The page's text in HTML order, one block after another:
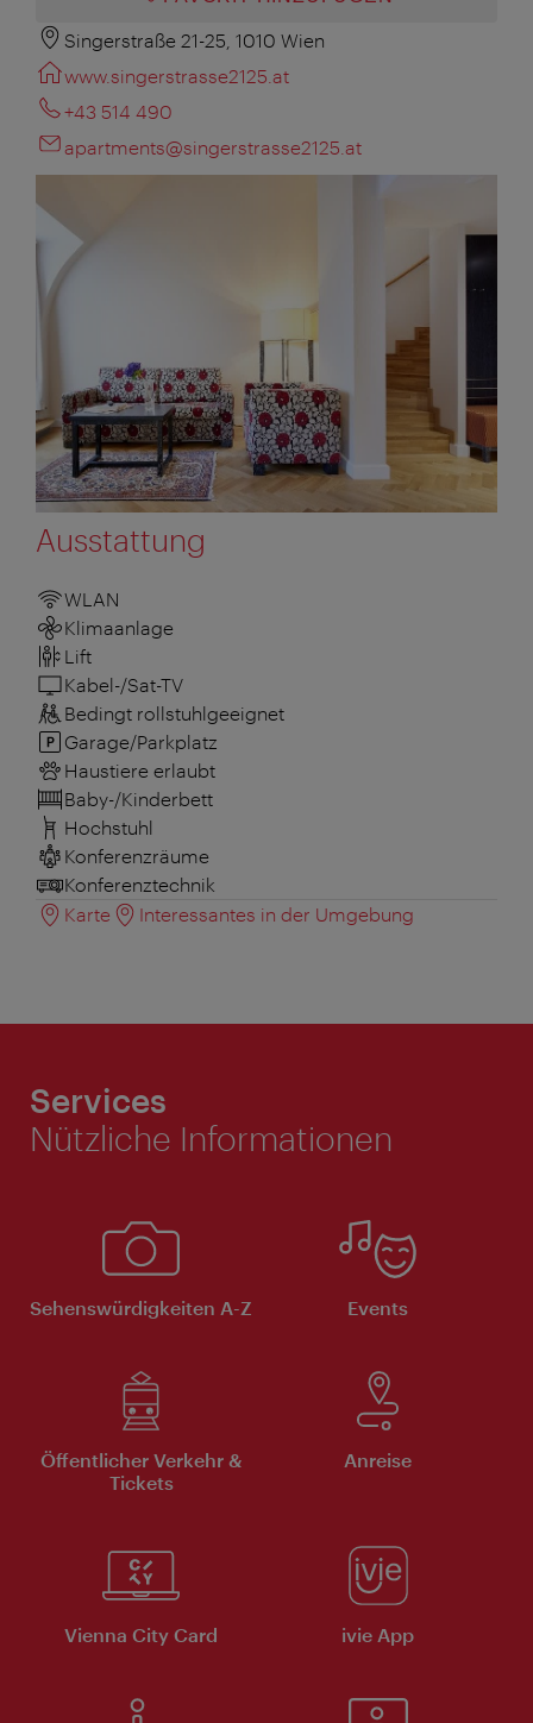
Singerstraße 21-25, 1010 Wien
www.singerstrasse2125.at
+43 514 490
apartments@singerstrasse2125.at
Ausstattung
WLAN
Klimaanlage
Lift
Kabel-/Sat-TV
Bedingt rollstuhlgeeignet
Garage/Parkplatz
Haustiere erlaubt
Baby-/Kinderbett
Hochstuhl
Konferenzräume
Konferenztechnik
Karte
Interessantes in der Umgebung
Services
Nützliche Informationen
Sehenswürdigkeiten A-Z Events
Öffentlicher Verkehr &
Tickets
Anreise
Vienna City Card ivie App